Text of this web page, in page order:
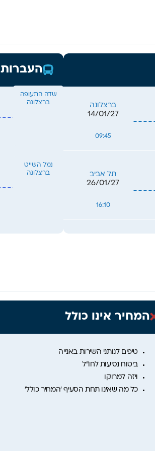
ברצלונה
14/01/27
09:45
תל אביב
26/01/27
16:10
העברות
שדה התעופה
ברצלונה
נמל השייט
ברצלונה
המחיר אינו כולל
טיפים לנותני השירות באנייה
ביטוח נסיעות לחו”ל
ויזה למרוקו
כל מה שאינו תחת הסעיף ‘המחיר כולל’